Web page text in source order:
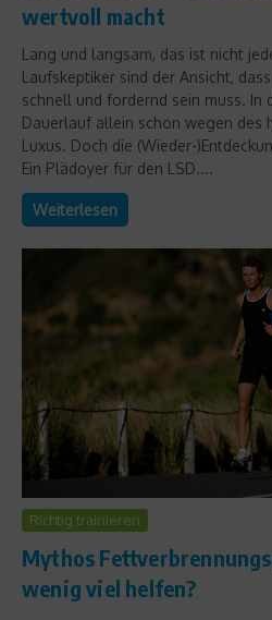
wertvoll macht
Lang und langsam, das ist nicht
Laufskeptiker sind der Ansicht,
schnell und fordernd sein muss. In
Dauerlauf allein schon wegen des
Luxus. Doch die (Wieder-
Ein Plädoyer für den LSD....
Weiterlesen
Richtig trainieren
Mythos
wenig viel helfen?